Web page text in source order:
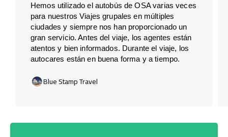
Hemos utilizado el autobús de OSA varias veces
para nuestros Viajes grupales en múltiples
ciudades y siempre nos han proporcionado un
gran servicio. Antes del viaje, los agentes están
atentos y bien informados. Durante el viaje, los
autocares están en buena forma y a tiempo.
Blue Stamp Travel